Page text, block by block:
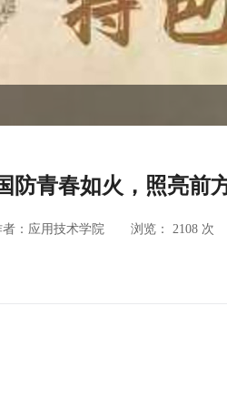
防青春如火，照亮前
者：应用技术学院 浏览： 2108 次